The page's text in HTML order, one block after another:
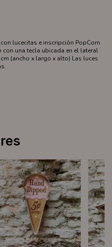
lucecitas e inscripción PopCorn
con una tecla ubicada en el lateral
(ancho x largo x alto) Las luces